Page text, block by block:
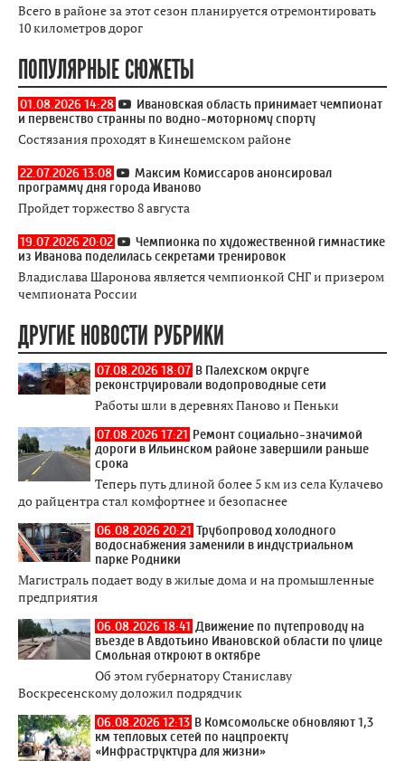
Всего в районе за этот сезон планируется отремонтировать
10 километров дорог
ПОПУЛЯРНЫЕ СЮЖЕТЫ
01.08.2026 14:28
Ивановская область принимает чемпионат
и первенство странны по водно-моторному спорту
Состязания проходят в Кинешемском районе
22.07.2026 13:08
Максим Комиссаров анонсировал
программу дня города Иваново
Пройдет торжество 8 августа
19.07.2026 20:02
Чемпионка по художественной гимнастике
из Иванова поделилась секретами тренировок
Владислава Шаронова является чемпионкой СНГ и призером
чемпионата России
ДРУГИЕ НОВОСТИ РУБРИКИ
07.08.2026 18:07 В Палехском округе
реконструировали водопроводные сети
Работы шли в деревнях Паново и Пеньки
07.08.2026 17:21 Ремонт социально-значимой
дороги в Ильинском районе завершили раньше
срока
Теперь путь длиной более 5 км из села Кулачево
до райцентра стал комфортнее и безопаснее
06.08.2026 20:21 Трубопровод холодного
водоснабжения заменили в индустриальном
парке Родники
Магистраль подает воду в жилые дома и на промышленные
предприятия
06.08.2026 18:41 Движение по путепроводу на
въезде в Авдотьино Ивановской области по улице
Смольная откроют в октябре
Об этом губернатору Станиславу
Воскресенскому доложил подрядчик
06.08.2026 12:13 В Комсомольске обновляют 1,3
км тепловых сетей по нацпроекту
«Инфраструктура для жизни»